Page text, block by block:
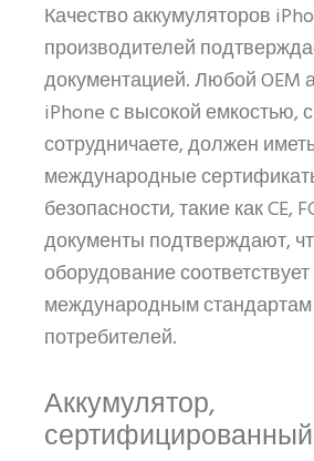
Качество аккумуляторов
производителей
документацией. Любой OEM
iPhone с высокой емкостью,
сотрудничаете, должен
международные
безопасности, такие как CE,
документы подтверждают,
оборудование
международным стандартам
потребителей.
Аккумулятор,
сертифицированный